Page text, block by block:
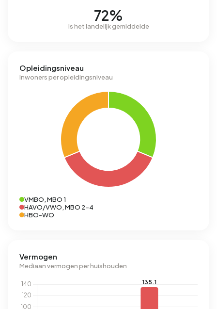
72%
is het landelijk gemiddelde
Opleidingsniveau
Inwoners per opleidingsniveau
VMBO, MBO 1
HAVO/VWO, MBO 2-4
HBO-WO
Vermogen
Mediaan vermogen per huishouden